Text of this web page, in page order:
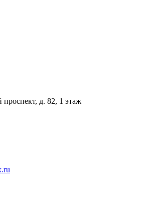
д. 82, 1 этаж